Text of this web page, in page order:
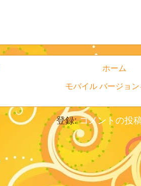
ホーム
モバイル バージョ
登録:コメントの投